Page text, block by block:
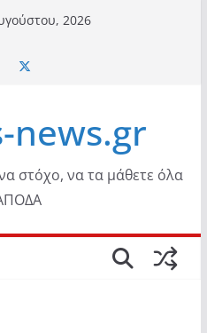
2026
news.gr
στόχο, να τα μάθετε όλα